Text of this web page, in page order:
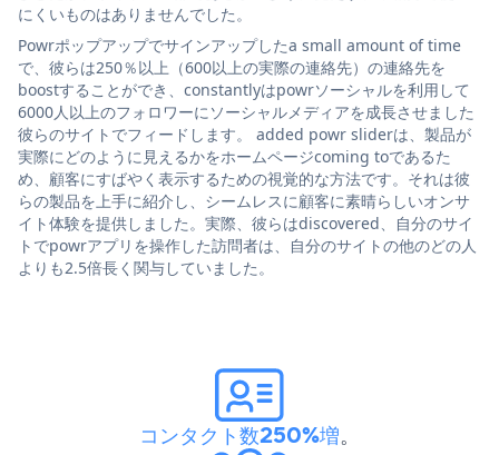
にくいものはありませんでした。
Powrポップアップでサインアップしたa small amount of time
で、彼らは250％以上（600以上の実際の連絡先）の連絡先を
boostすることができ、constantlyはpowrソーシャルを利用して
6000人以上のフォロワーにソーシャルメディアを成長させました
彼らのサイトでフィードします。 added powr sliderは、製品が
実際にどのように見えるかをホームページcoming toであるた
め、顧客にすばやく表示するための視覚的な方法です。それは彼
らの製品を上手に紹介し、シームレスに顧客に素晴らしいオンサ
イト体験を提供しました。実際、彼らはdiscovered、自分のサイ
トでpowrアプリを操作した訪問者は、自分のサイトの他のどの人
よりも2.5倍長く関与していました。
コンタクト数250%増。